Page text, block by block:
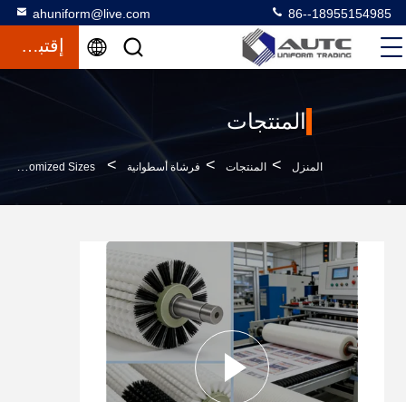
ahuniform@live.com 86--18955154985
إقتباس
المنتجات
المنزل > المنتجات > فرشاة أسطوانية >
Industrial Grade Wire Planting Roller With Shaft Support For Customized Sizes